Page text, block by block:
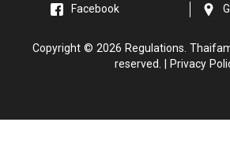
Facebook
Copyright © 2026 Regulations.
reserved. | Privacy